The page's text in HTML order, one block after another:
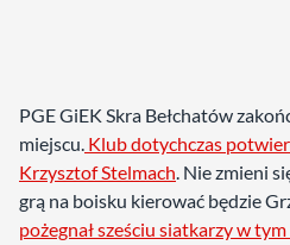
PGE GiEK Skra Bełchatów
miejscu. Klub dotychczas
Krzysztof Stelmach. Nie zmieni
grą na boisku kierować będzie
pożegnał sześciu siatkarzy w